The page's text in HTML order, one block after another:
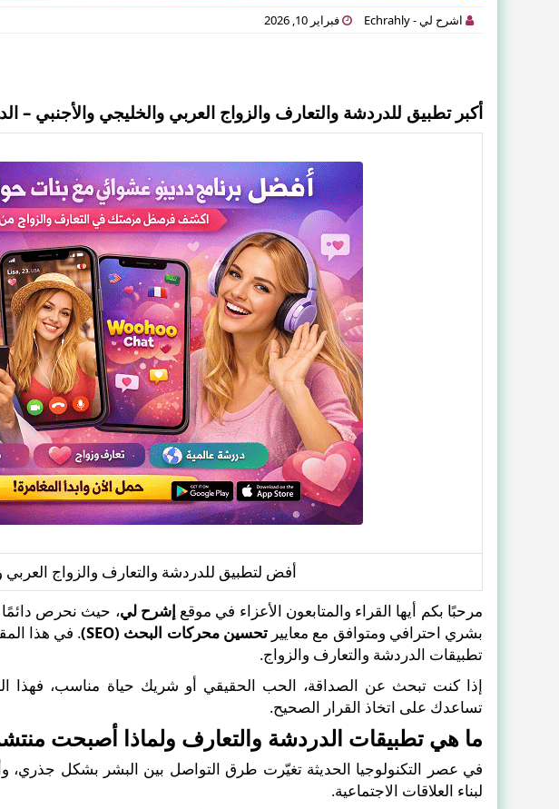
اشرح لي - Echrahly فبراير 10, 2026
أكبر تطبيق للدردشة والتعارف والزواج العربي والخليجي والأجنبي –
أفض لتطبيق للدردشة والتعارف والزواج العربي
مرحبًا بكم أيها القراء والمتابعون الأعزاء في موقع إشرح لي، حيث نحرص
بشري احترافي ومتوافق مع معاييرتحسين محركات البحث (SEO)
. في هذا
تطبيقات الدردشة والتعارف والزواج.
إذا كنت تبحث عن الصداقة، الحب الحقيقي أو شريك حياة مناسب، فهذا
تساعدك على اتخاذ القرار الصحيح.
ما هي تطبيقات الدردشة والتعارف ولماذا أصبحت
في عصر التكنولوجيا الحديثة تغيّرت طرق التواصل بين البشر بشكل جذري،
لبناء العلاقات الاجتماعية.